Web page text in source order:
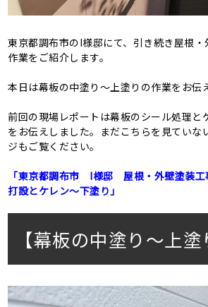
東京都調布市のI様邸にて、引き続き屋根
作業をご紹介します。
本日は幕板の中塗り～上塗りの作業をお伝
前回の現場レポートは幕板のシール処理と
をお伝えしました。まだこちらを見ていな
ジもご覧ください。
「東京都調布市 I様邸 屋根・外壁塗装
打設とケレン～下塗り」
【幕板の中塗り～上塗